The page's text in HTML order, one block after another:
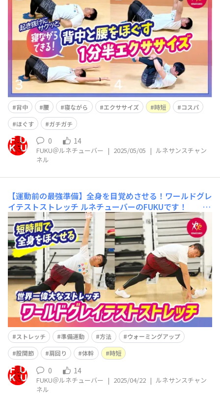
らできる！1分半エクササイズ✨ という内容です(^
^)
背中 腰 寝ながら エクササイズ 時短
コスパ
ほぐす
ガチガチ
0 14
FUKU＠ルネチューバー | 2025/05/05 | ルネサンスチャン
ネル
【運動前の最強準備】全身を目覚めさせる！ワールドグレ
イテストストレッチ ルネチューバーのFUKUです！ ル
ネサンス公式YouTube「ルネサンスチャンネル」を更新
しました(^^)/ 今回は 【運動前の最強準備】全身
を目覚めさせる！ワールドグレイテストストレッチ
という内容です(^^) そ
ストレッチ 準備運動 方法
ウォーミングアップ
股関節
肩回り 体幹 時短
0 14
FUKU＠ルネチューバー | 2025/04/22 | ルネサンスチャン
ネル